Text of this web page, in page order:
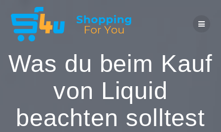
Inhalt
springen
Was du beim Kauf
von Liquid
beachten solltest